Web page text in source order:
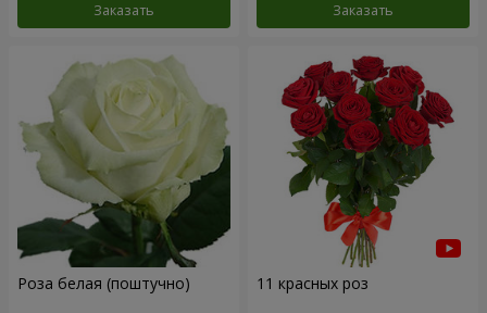
Заказать Заказать
Роза белая (поштучно) 11 красных роз